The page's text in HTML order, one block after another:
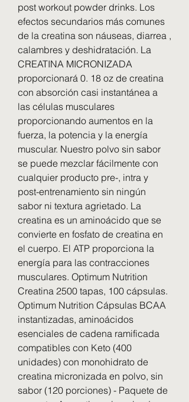
post workout powder drinks. Los
efectos secundarios más comunes
de la creatina son náuseas, diarrea ,
calambres y deshidratación. La
CREATINA MICRONIZADA
proporcionará 0. 18 oz de creatina
con absorción casi instantánea a
las células musculares
proporcionando aumentos en la
fuerza, la potencia y la energía
muscular. Nuestro polvo sin sabor
se puede mezclar fácilmente con
cualquier producto pre-, intra y
post-entrenamiento sin ningún
sabor ni textura agrietado. La
creatina es un aminoácido que se
convierte en fosfato de creatina en
el cuerpo. El ATP proporciona la
energía para las contracciones
musculares. Optimum Nutrition
Creatina 2500 tapas, 100 cápsulas.
Optimum Nutrition Cápsulas BCAA
instantizadas, aminoácidos
esenciales de cadena ramificada
compatibles con Keto (400
unidades) con monohidrato de
creatina micronizada en polvo, sin
sabor (120 porciones) - Paquete de